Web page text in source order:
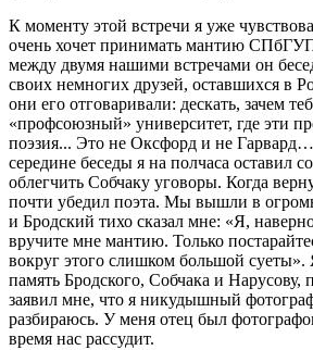
К моменту этой встречи я уже
очень хочет принимать мантию
между двумя нашими встречами он
своих немногих друзей, оставшихся в
они его отговаривали: дескать, зачем
«профсоюзный» университет, где эти
поэзия... Это не Оксфорд и не
середине беседы я на полчаса оставил
облегчить Собчаку уговоры. Когда
почти убедил поэта. Мы вышли в
и Бродский тихо сказал мне: «Я,
вручите мне мантию. Только
вокруг этого слишком большой суеты».
память Бродского, Собчака и Нарусову,
заявил мне, что я никудышный
разбираюсь. У меня отец был
время нас рассудит.